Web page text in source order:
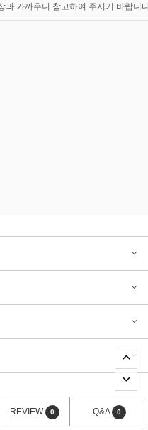
REVIEW 0 Q&A 0
과 가까우니 참고하여 주시기 바랍니